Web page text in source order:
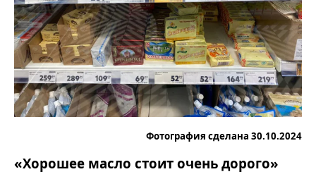
Фотография сделана 30.10.2024
«Хорошее масло стоит очень дорого»